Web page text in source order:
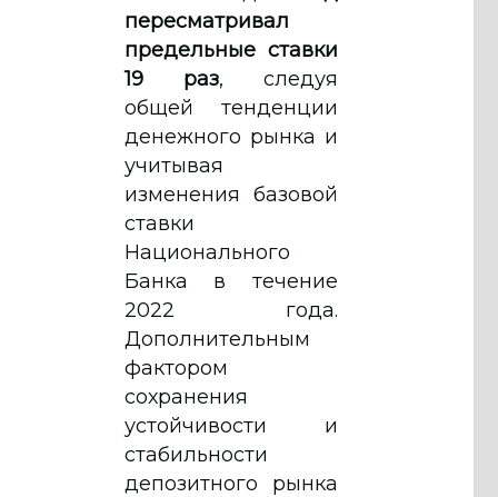
пересматривал
предельные ставки
19 раз, следуя
общей тенденции
денежного рынка и
учитывая
изменения базовой
ставки
Национального
Банка в течение
2022 года.
Дополнительным
фактором
сохранения
устойчивости и
стабильности
депозитного рынка